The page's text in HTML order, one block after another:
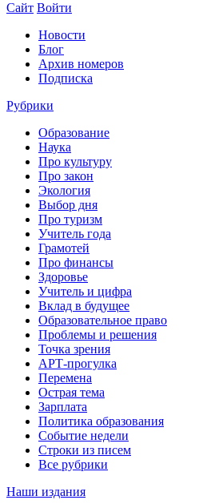
Сайт Войти
Новости
Блог
Архив номеров
Подписка
Рубрики
Образование
Наука
Про культуру
Про закон
Экология
Выбор дня
Про туризм
Учитель года
Грамотей
Про финансы
Здоровье
Учитель и цифра
Вклад в будущее
Образовательное право
Проблемы и решения
Точка зрения
АРТ-прогулка
Перемена
Острая тема
Зарплата
Политика образования
Событие недели
Строки из писем
Все рубрики
Наши издания